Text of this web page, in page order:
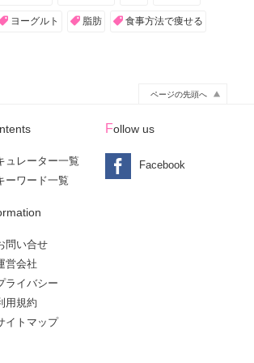
ヨーグルト 脂肪 食事方法で痩せる
ページの先頭へ
ュレーター一覧
ーワード一覧
問い合せ
営会社
ライバシー
用規約
イトマップ
Follow us
Facebook